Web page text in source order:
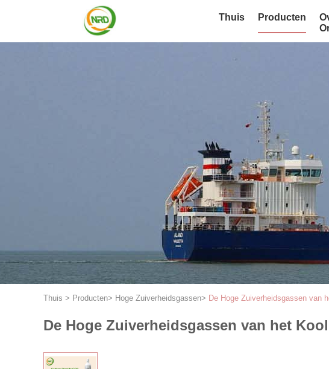
Thuis Producten
Thuis > Producten> Hoge Zuiverheidsgassen> De Hoge Zuiverheidsgassen van
De Hoge Zuiverheidsgassen van het